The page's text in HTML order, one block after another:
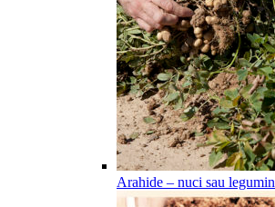
Arahide – nuci sau